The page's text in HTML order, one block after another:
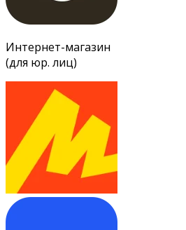
Интернет-магазин
(для юр. лиц)